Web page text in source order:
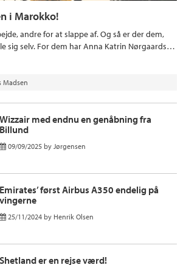
i Marokko!
andre for at slappe af. Og så er der dem,
sig selv. For dem har Anna Katrin Nørgaards…
Madsen
Wizzair med endnu en genåbning fra
Billund
09/09/2025 by Jørgensen
Emirates’ først Airbus A350 endelig på
vingerne
25/11/2024 by Henrik Olsen
Shetland er en rejse værd!